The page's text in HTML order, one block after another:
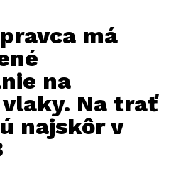
má
na
Na trať
najskôr v